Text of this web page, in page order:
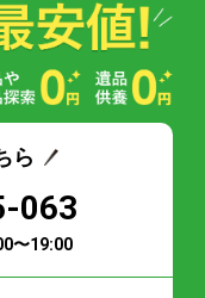
ら
063
〜19:00